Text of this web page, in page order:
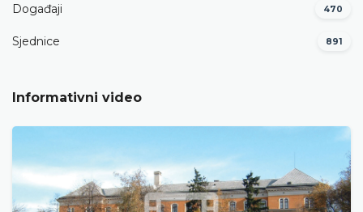
Događaji 470
Sjednice 891
Informativni video